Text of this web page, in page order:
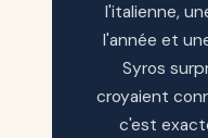
l'italienne,
l'année et
Syros
croyaient
c'est